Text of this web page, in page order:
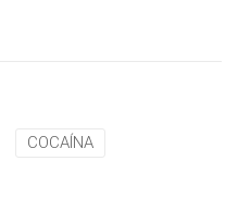
COCAÍNA